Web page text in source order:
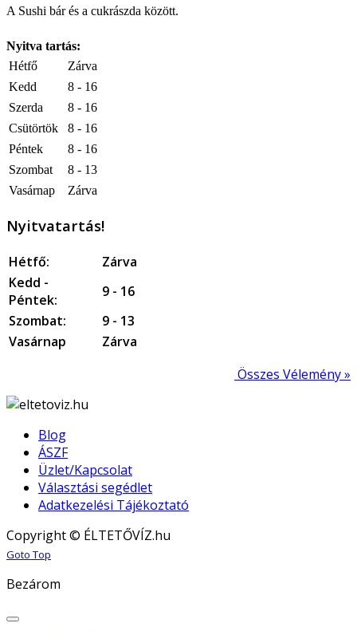
A Sushi bár és a cukrászda között.
Nyitva tartás:
Hétfő
Zárva
Kedd
8 - 16
Szerda
8 - 16
Csütörtök
8 - 16
Péntek
8 - 16
Szombat
8 - 13
Vasárnap
Zárva
Nyitvatartás!
Hétfő:
Zárva
Kedd -
Péntek:
9 - 16
Szombat:
9 - 13
Vasárnap
Zárva
Összes Vélemény »
Blog
ÁSZF
Üzlet/Kapcsolat
Választási segédlet
Adatkezelési Tájékoztató
Copyright © ÉLTETŐVÍZ.hu
Joomla! 3 Templates
Goto Top
Bezárom